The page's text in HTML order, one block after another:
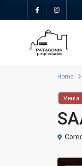
Home
Venta